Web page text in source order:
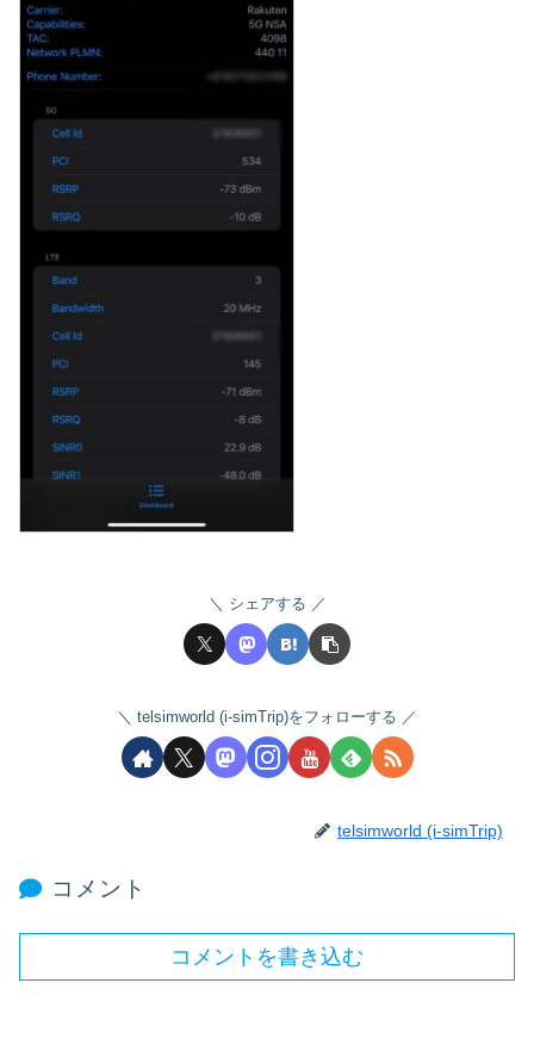
シェアする
telsimworld (i-simTrip)をフォローする
telsimworld (i-simTrip)
コメント
コメントを書き込む